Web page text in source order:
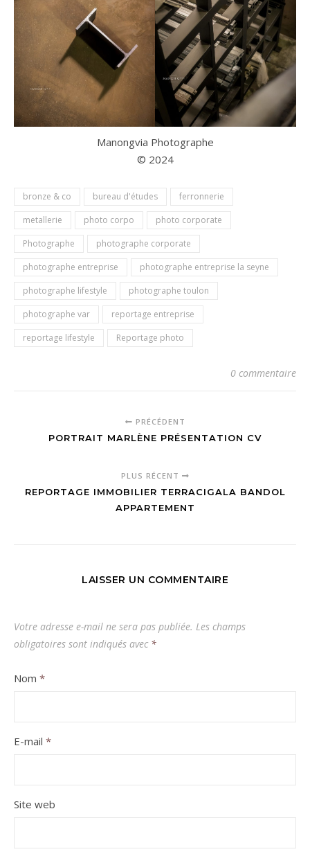
Manongvia Photographe
© 2024
bronze & co bureau d'études
ferronnerie
metallerie
photo corpo
photo corporate
Photographe
photographe corporate
photographe entreprise
photographe entreprise la seyne
photographe lifestyle
photographe toulon
photographe var
reportage entreprise
reportage lifestyle
Reportage photo
0 commentaire
PRÉCÉDENT
PORTRAIT MARLÈNE PRÉSENTATION CV
PLUS RÉCENT
REPORTAGE IMMOBILIER TERRACIGALA BANDOL
APPARTEMENT
LAISSER UN COMMENTAIRE
Votre adresse e-mail ne sera pas publiée. Les champs
obligatoires sont indiqués avec *
Nom *
E-mail *
Site web